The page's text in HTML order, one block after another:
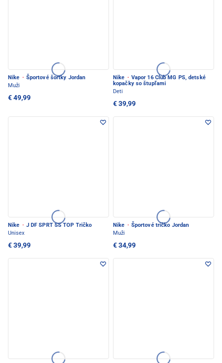
Nike · Športové šortky Jordan
Muži
€ 49,99
Nike · Vapor 16 Club MG PS, detské
kopačky so štupľami
Deti
€ 39,99
Nike · J DF SPRT SS TOP Tričko
Unisex
€ 39,99
Nike · Športové tričko Jordan
Muži
€ 34,99